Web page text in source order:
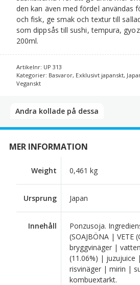
den kan även med fördel användas
och fisk, ge smak och textur till
som dippsås till sushi, tempura,
200ml.
Artikelnr: UP 313
Kategorier: Basvaror, Exklusivt japanskt,
Veganskt
Andra kollade på dessa​
MER INFORMATION
Weight 0,461 kg
Ursprung Japan
Innehåll
Ponzusoja.
(SOAJBÖNA | VETE
bryggvinäger |
(11.06%) | juzujuice
risvinäger | mirin |
kombuextarkt.